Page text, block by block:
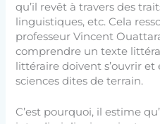
qu’il revêt à travers des
linguistiques, etc. Cela
professeur Vincent
comprendre un texte
littéraire doivent s’ouvrir et
sciences dites de terrain.
C’est pourquoi, il estime